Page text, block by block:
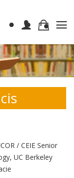
/ CEIE Senior
UC Berkeley